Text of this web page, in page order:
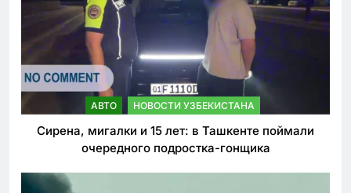
АВТО НОВОСТИ УЗБЕКИСТАНА
Сирена, мигалки и 15 лет: в Ташкенте поймали
очередного подростка-гонщика